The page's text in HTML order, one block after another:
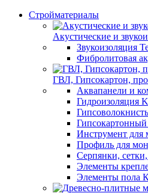
Стройматериалы
Акустические и
Звукоизоляция
Фибролитовая
ГВЛ, Гипсокартон,
Аквапанели и
Гидроизоляция
Инструмент
Профиль для
Серпянки,
Элементы
Элементы пола